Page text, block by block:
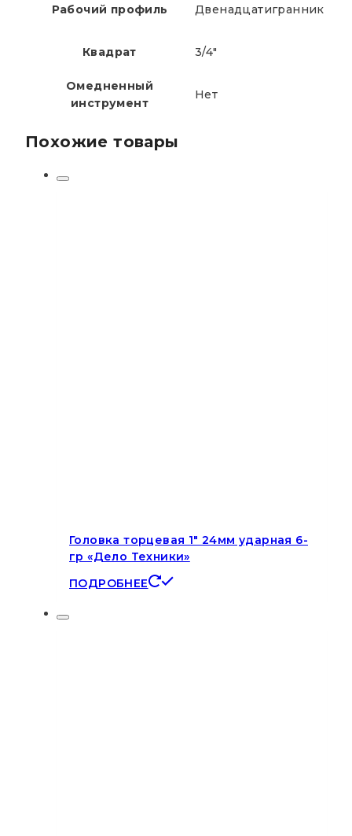
Рабочий профиль Двенадцатигранник
Квадрат 3/4"
Омедненный
инструмент
Нет
Похожие товары
Головка торцевая 1″ 24мм ударная 6-
гр «Дело Техники»
ПОДРОБНЕЕ